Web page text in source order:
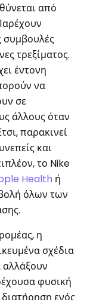
από
συμβουλές
τρεξίματος.
έντονη
να
σε
άλλους όταν
παρακινεί
και
το Nike
Health ή
όλων των
η
σχέδια
φυσική
ενός